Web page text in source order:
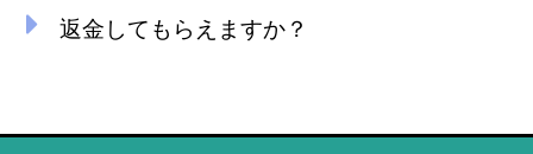
返金してもらえますか？